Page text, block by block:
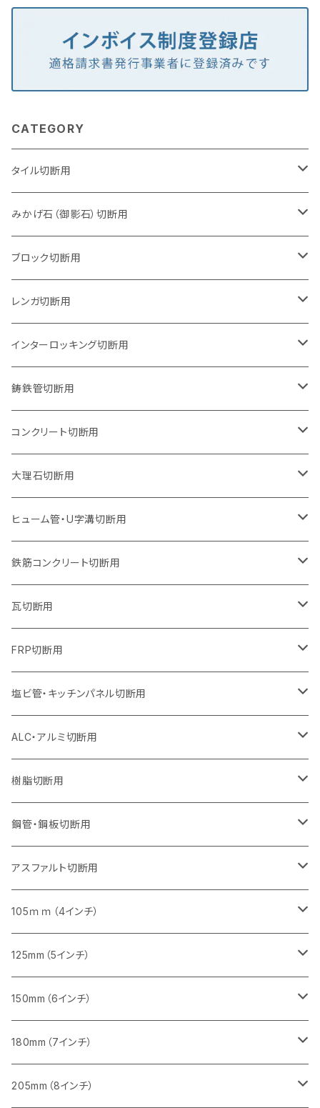
CATEGORY
タイル切断用
105mm（4インチ）
125mm（5インチ）
グラインダー取付用
石井超硬電動切断機 取付用
みかげ石（御影石）切断用
105mm（4インチ）
セグメントタイプ
セグメントタイプ（ビス穴付き
125mm（5インチ）
セグメントタイプ
セグメントタイプ（ビス穴付き
150mm（6インチ）
セグメントタイプ
180mm（7インチ）
セグメントタイプ
205mm（8インチ）
セグメントタイプ
230mm（9インチ）
セグメントタイプ
305mm（12インチ）
セグメント
セグメント（特殊凸凹加工チップ）
355mm（14インチ）
セグメント
セグメント（特殊凸凹加工チップ）
405mm（16インチ）
セグメントタイプ
ブロック切断用
105mm（4インチ）
セグメントタイプ
ウェーブタイプ
125mm（5インチ）
セグメントタイプ
ウェーブタイプ
150mm（6インチ）
セグメントタイプ
ウェーブタイプ
180mm（7インチ）
セグメントタイプ
ウェーブタイプ
205mm（8インチ）
セグメントタイプ
ウェーブタイプ
230mm（9インチ）
セグメントタイプ
ウェーブタイプ
255mm（10インチ）
セグメントタイプ
305mm（12インチ）
セグメント
セグメント（特殊凸凹加工チップ）
355mm（14インチ）
セグメント
セグメント（特殊凸凹加工チップ）
レンガ切断用
105mm（4インチ）
セグメントタイプ
ウェーブタイプ
125mm（5インチ）
セグメントタイプ
ウェーブタイプ
150mm（6インチ）
セグメントタイプ
ウェーブタイプ
180mm（7インチ）
セグメントタイプ
ウェーブタイプ
205mm（8インチ）
セグメントタイプ
ウェーブタイプ
230mm（9インチ）
セグメントタイプ
ウェーブタイプ
255mm（10インチ）
セグメントタイプ
305mm（12インチ）
セグメント
セグメント（特殊凸凹加工チップ）
355mm（14インチ）
セグメント
セグメント（特殊凸凹加工チップ）
インターロッキング切断用
105mm（4インチ）
セグメントタイプ
セグメントタイプ（ビス穴付き
125mm（5インチ）
セグメントタイプ
セグメントタイプ（ビス穴付き
150mm（6インチ）
セグメントタイプ
180mm（7インチ）
セグメントタイプ
205mm（8インチ）
セグメントタイプ
230mm（9インチ）
セグメントタイプ
255mm（10インチ）
セグメントタイプ（一般道路カッター用
305mm（12インチ）
セグメントタイプ
セグメントタイプ（一般道路カッター用
355mm（14インチ）
セグメントタイプ
セグメントタイプ（一般道路カッター用
405mm（16インチ）
セグメントタイプ
セグメントタイプ（一般道路カッター用
455mm（18インチ）
セグメント（一般道路カッター用
鋳鉄管切断用
105mm（4インチ）
セグメントタイプ
セグメントタイプ（ビス穴付き
125mm（5インチ）
セグメントタイプ
セグメントタイプ（ビス穴付き
150mm（6インチ）
セグメントタイプ
180mm（7インチ）
セグメントタイプ
205mm（8インチ）
セグメントタイプ
230mm（9インチ）
セグメントタイプ
305mm（12インチ）
セグメントタイプ
埋設鋳鉄管工事対応タイプ
355mm（14インチ）
セグメントタイプ
埋設鋳鉄管工事対応タイプ
405mm（16インチ）
セグメントタイプ
埋設鋳鉄管工事対応タイプ
コンクリート切断用
105mm（4インチ）
セグメントタイプ
ウェーブタイプ
125mm（5インチ）
セグメントタイプ
ウェーブタイプ
150mm（6インチ）
セグメントタイプ
ウェーブタイプ
180mm（7インチ）
セグメントタイプ
ウェーブタイプ
205mm（8インチ）
セグメントタイプ
ウェーブタイプ
230mm（9インチ）
セグメントタイプ
ウェーブタイプ
255mm（10インチ）
セグメントタイプ
セグメントタイプ（一般道路カッター用
305mm（12インチ）
セグメント
セグメント（特殊凸凹加工チップ）
355mm（14インチ）
セグメント
セグメント（特殊凸凹加工チップ）
405mm（16インチ）
セグメント
セグメント（一般道路カッター用
473mm（18インチ）
セグメント（一般道路カッター用
大理石切断用
125mm（5インチ）
ヒューム管・U字溝切断用
105mm（4インチ）
セグメントタイプ
125mm（5インチ）
セグメントタイプ
150mm（6インチ）
セグメントタイプ
180mm（7インチ）
セグメントタイプ
205mm（8インチ）
セグメントタイプ
230mm（9インチ）
セグメントタイプ
255mm（10インチ）
セグメントタイプ
305mm（12インチ）
セグメント
セグメント（特殊凸凹加工チップ）
355mm（14インチ）
セグメント
セグメント（特殊凸凹加工チップ）
405mm（16インチ）
セグメントタイプ
鉄筋コンクリート切断用
305mm（12インチ）
セグメントタイプ
355mm（14インチ）
セグメントタイプ
405mm（16インチ）
セグメントタイプ
瓦切断用
105mm（4インチ）
FRP切断用
125ｍｍ（5インチ）
塩ビ管・キッチンパネル切断用
125ｍｍ（5インチ）
ALC・アルミ切断用
305mm（12インチ）
砥石（補強綱入り）
355mm（14インチ）
砥石（補強綱入り）
樹脂切断用
305mm（12インチ）
砥石（補強綱入り）
355mm（14インチ）
砥石（補強綱入り）
鋼管・鋼板切断用
305mm（12インチ）
砥石（補強綱入り）
355mm（14インチ）
砥石（補強綱入り）
アスファルト切断用
255ｍｍ（10インチ）
一般道路カッター用
305ｍｍ（12インチ）
一般道路カッター用
355ｍｍ（14インチ）
一般道路カッター用
405mm（16インチ）
一般道路カッター用
455ｍｍ（18インチ）
105ｍｍ（4インチ）
タイル切断用
みかげ石（御影石）切断用
コンクリート切断用
ブロック切断用
125mm（5インチ）
タイル切断用
みかげ石（御影石）切断用
コンクリート切断用
150mm（6インチ）
みかげ石（御影石）切断用
コンクリート切断用
180mm（7インチ）
みかげ石（御影石）切断用
205mm（8インチ）